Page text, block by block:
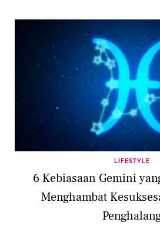
LIFESTYLE
6 Kebiasaan Gemini
Menghambat